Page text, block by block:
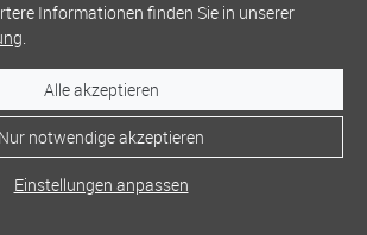
Informationen finden Sie in unserer
.
Alle akzeptieren
Nur notwendige akzeptieren
Einstellungen anpassen